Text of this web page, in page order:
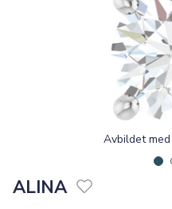
Avbildet
ALINA